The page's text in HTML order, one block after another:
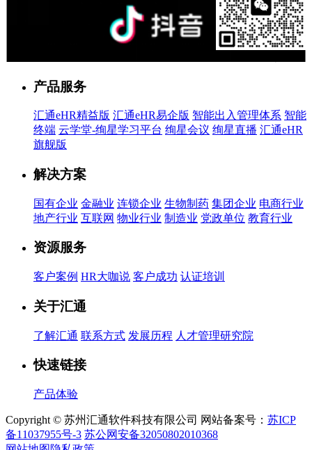
产品服务
汇通eHR精益版 汇通eHR易企版 智能出入管理体系 智能
终端 云学堂-绚星学习平台 绚星会议 绚星直播 汇通eHR
旗舰版
解决方案
国有企业 金融业 连锁企业 生物制药 集团企业 电商行业
地产行业 互联网 物业行业 制造业 党政单位 教育行业
资源服务
客户案例 HR大咖说 客户成功 认证培训
关于汇通
了解汇通 联系方式 发展历程 人才管理研究院
快速链接
产品体验
Copyright © 苏州汇通软件科技有限公司 网站备案号： 苏ICP
备11037955号-3 苏公网安备32050802010368